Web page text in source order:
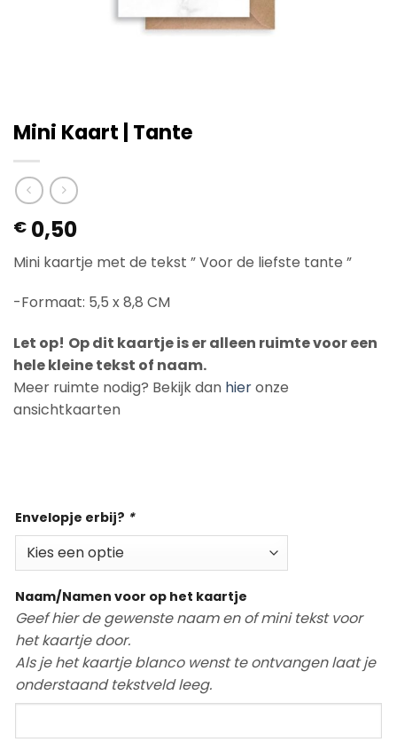
Mini Kaart | Tante
€ 0,50
Mini kaartje met de tekst ” Voor de liefste tante ”
-Formaat: 5,5 x 8,8 CM
Let op! Op dit kaartje is er alleen ruimte voor een
hele kleine tekst of naam.
Meer ruimte nodig? Bekijk dan hieronze
ansichtkaarten
Envelopje erbij? *
Naam/Namen voor op het kaartje
Geef hier de gewenste naam en of mini tekst voor
het kaartje door.
Als je het kaartje blanco wenst te ontvangen laat je
onderstaand tekstveld leeg.